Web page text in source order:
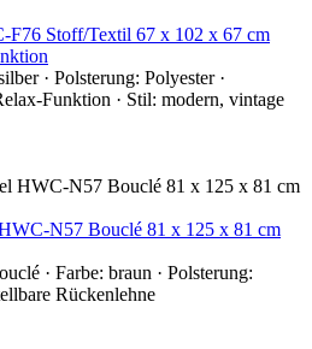
F76 Stoff/Textil 67 x 102 x 67 cm
· Polsterung: Polyester ·
Funktion · Stil: modern, vintage
N57 Bouclé 81 x 125 x 81 cm
· Farbe: braun · Polsterung:
Rückenlehne